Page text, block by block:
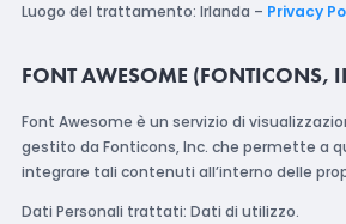
Luogo del trattamento: Irlanda – Privacy
FONT AWESOME (FONTICONS,
Font Awesome è un servizio di
gestito da Fonticons, Inc. che permette a
integrare tali contenuti all’interno delle
Dati Personali trattati: Dati di utilizzo.